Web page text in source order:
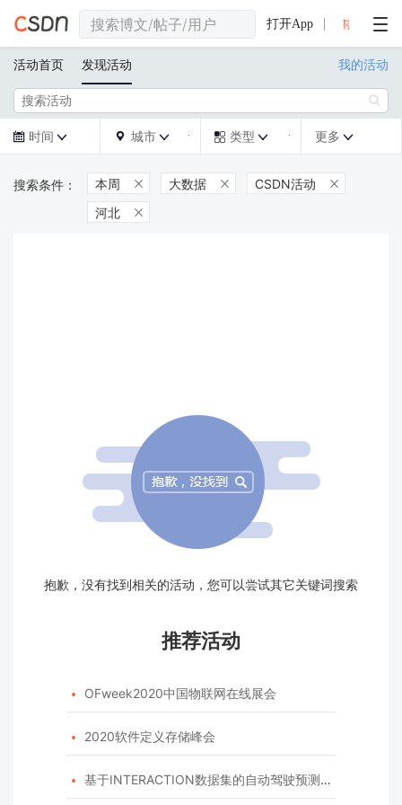
打开App
活动首页 发现活动 我的活动

 时间   城市   类型  更多 
本周  大数据  CSDN活动 
河北 
抱歉，没有找到相关的活动，您可以尝试其它关键词搜索
推荐活动
 OFweek2020中国物联网在线展会
 2020软件定义存储峰会
 基于INTERACTION数据集的自动驾驶预测模型挑战赛